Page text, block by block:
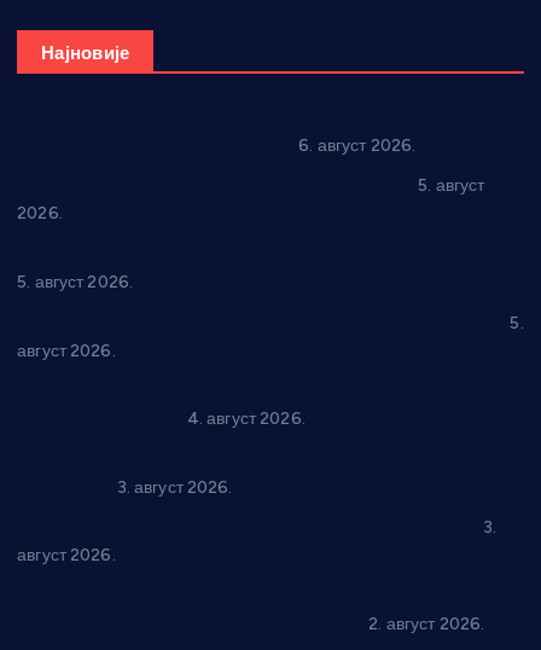
Најновије
6. август 2026.
5. август
2026.
5. август 2026.
5.
август 2026.
4. август 2026.
3. август 2026.
3.
август 2026.
2. август 2026.